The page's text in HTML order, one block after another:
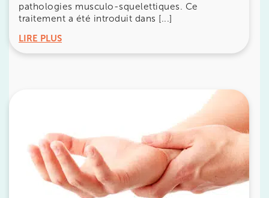
pathologies musculo-squelettiques. Ce
traitement a été introduit dans [...]
LIRE PLUS
68 Av. de Villiers 75017 Paris
IK PARIS 8 – SAINT-LAZARE
20 Rue de la Pépinière 75008 Paris